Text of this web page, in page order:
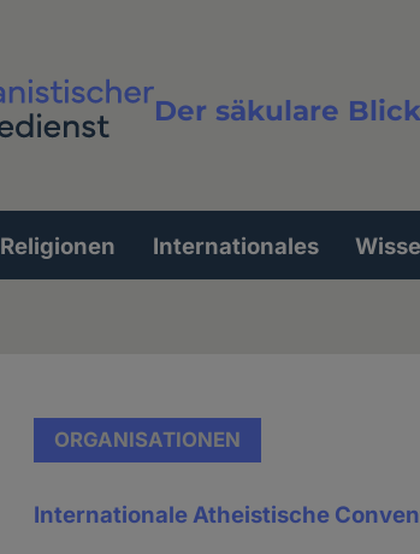
Der säkulare
Volltextsuche
Religionen Internationales
ORGANISATIONEN
Internationale Atheistische